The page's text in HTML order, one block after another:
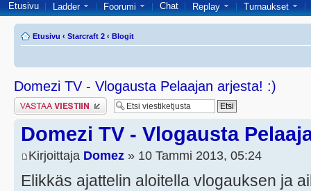
Etusivu Ladder Foorumi Chat Replay Turnaukset
Etusivu ‹ Starcraft 2 ‹ Blogit
Domezi TV - Vlogausta Pelaajan arjesta! :)
Lähetä vastaus
Domezi TV - Vlogausta
Kirjoittaja Domez » 10 Tammi 2013, 05:24
Elikkäs ajattelin aloitella vlogauksen ja